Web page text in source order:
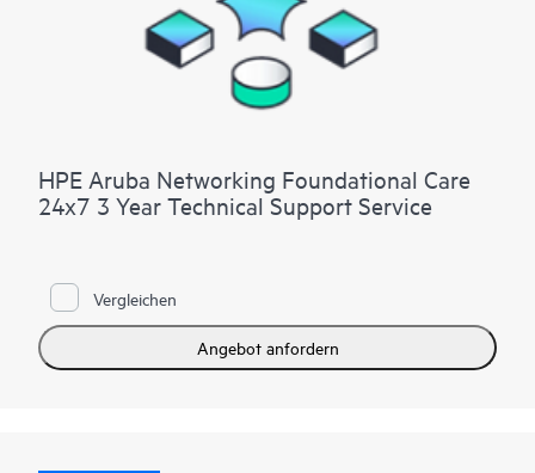
HPE Aruba Networking Foundational Care
24x7 3 Year Technical Support Service
Vergleichen
Angebot anfordern